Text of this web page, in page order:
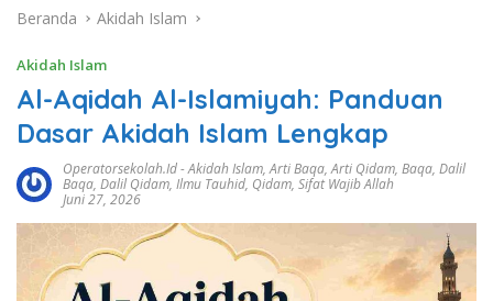
Beranda Akidah Islam
Akidah Islam
Al-Aqidah Al-Islamiyah: Panduan
Dasar Akidah Islam Lengkap
Operatorsekolah.id-Akidah Islam,Arti Baqa,Arti Qidam, Baqa, Dalil
Baqa, Dalil Qidam, Ilmu Tauhid, Qidam, Sifat Wajib Allah
Juni 27, 2026